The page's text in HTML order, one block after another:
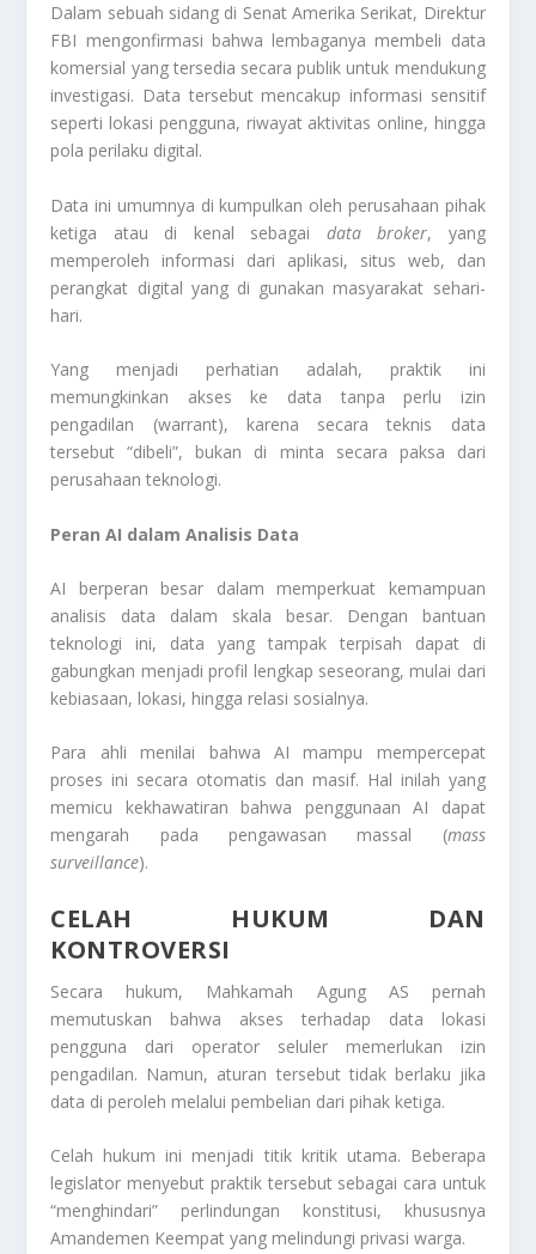
Dalam sebuah sidang di Senat Amerika Serikat, Direktur
FBI mengonfirmasi bahwa lembaganya membeli data
komersial yang tersedia secara publik untuk mendukung
investigasi. Data tersebut mencakup informasi sensitif
seperti lokasi pengguna, riwayat aktivitas online, hingga
pola perilaku digital.
Data ini umumnya di kumpulkan oleh perusahaan pihak
ketiga atau di kenal sebagai data broker, yang
memperoleh informasi dari aplikasi, situs web, dan
perangkat digital yang di gunakan masyarakat sehari-
hari.
Yang menjadi perhatian adalah, praktik ini
memungkinkan akses ke data tanpa perlu izin
pengadilan (warrant), karena secara teknis data
tersebut “dibeli”, bukan di minta secara paksa dari
perusahaan teknologi.
Peran AI dalam Analisis Data
AI berperan besar dalam memperkuat kemampuan
analisis data dalam skala besar. Dengan bantuan
teknologi ini, data yang tampak terpisah dapat di
gabungkan menjadi profil lengkap seseorang, mulai dari
kebiasaan, lokasi, hingga relasi sosialnya.
Para ahli menilai bahwa AI mampu mempercepat
proses ini secara otomatis dan masif. Hal inilah yang
memicu kekhawatiran bahwa penggunaan AI dapat
mengarah pada pengawasan massal (mass
surveillance).
CELAH HUKUM DAN
KONTROVERSI
Secara hukum, Mahkamah Agung AS pernah
memutuskan bahwa akses terhadap data lokasi
pengguna dari operator seluler memerlukan izin
pengadilan. Namun, aturan tersebut tidak berlaku jika
data di peroleh melalui pembelian dari pihak ketiga.
Celah hukum ini menjadi titik kritik utama. Beberapa
legislator menyebut praktik tersebut sebagai cara untuk
“menghindari” perlindungan konstitusi, khususnya
Amandemen Keempat yang melindungi privasi warga.